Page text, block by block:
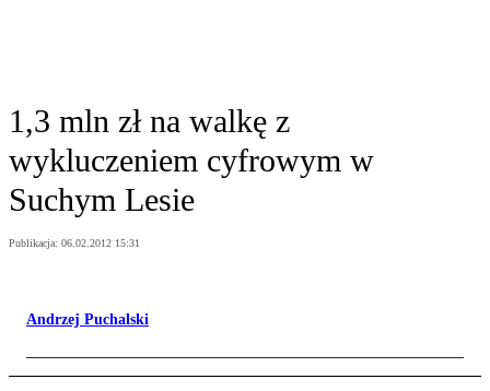
1,3 mln zł na walkę z
wykluczeniem cyfrowym w
Suchym Lesie
Publikacja: 06.02.2012 15:31
Andrzej Puchalski